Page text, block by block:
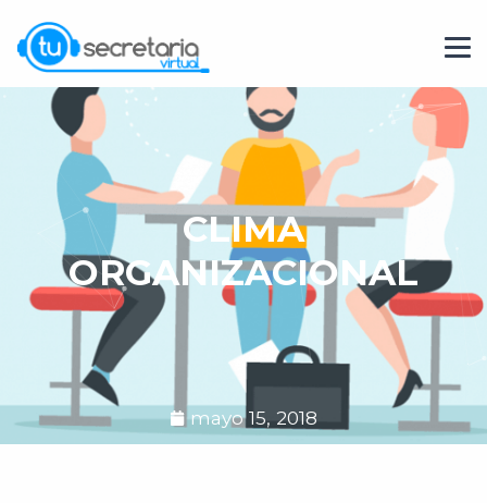
CLIMA
ORGANIZACIONAL
mayo 15, 2018